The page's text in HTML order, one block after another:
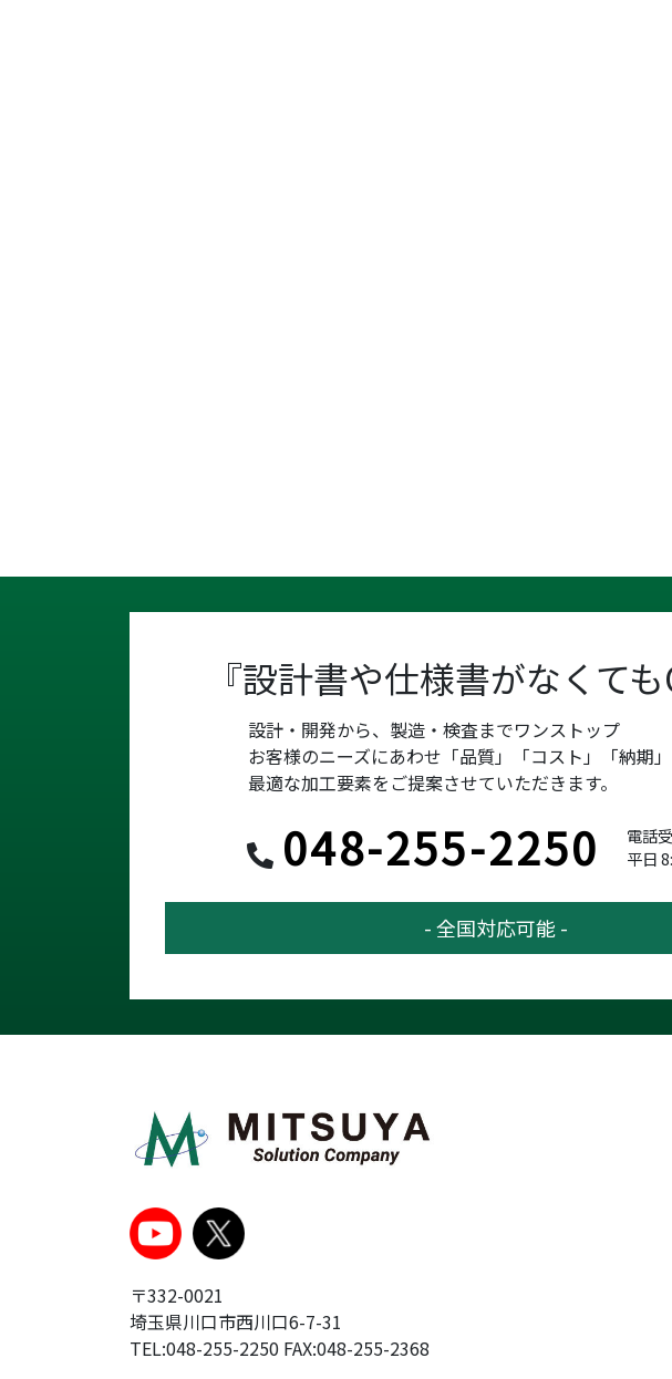
『設計書や仕様書がなくても
設計・開発から、製造・検査までワンストップ
お客様のニーズにあわせ「品質」「コスト」「納期
最適な加工要素をご提案させていただきます。
048-255-2250
電話
平日
- 全国対応可能 -
〒332-0021
埼玉県川口市西川口6-7-31
TEL:048-255-2250 FAX:048-255-2368